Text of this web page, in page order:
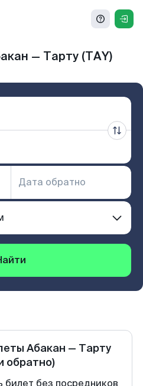
— Тарту (TAY)
Абакан — Тарту
обратно)
без посредников